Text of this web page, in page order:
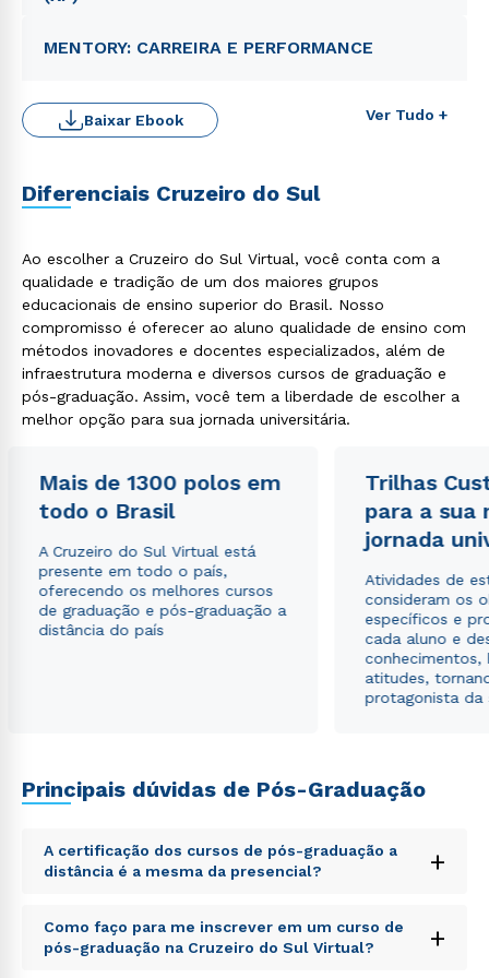
MENTORY: CARREIRA E PERFORMANCE
Ver Tudo +
Baixar Ebook
Diferenciais Cruzeiro do Sul
Ao escolher a Cruzeiro do Sul Virtual, você conta com a
qualidade e tradição de um dos maiores grupos
educacionais de ensino superior do Brasil. Nosso
compromisso é oferecer ao aluno qualidade de ensino com
métodos inovadores e docentes especializados, além de
infraestrutura moderna e diversos cursos de graduação e
pós-graduação. Assim, você tem a liberdade de escolher a
melhor opção para sua jornada universitária.
Mais de 1300 polos em
todo o Brasil
A Cruzeiro do Sul Virtual está
presente em todo o país,
oferecendo os melhores cursos
de graduação e pós-graduação a
distância do país
Trilhas
para a sua
jornada
Atividades de
consideram os
específicos e
cada aluno e
conhecimentos,
atitudes,
protagonista da
Principais dúvidas de Pós-Graduação
A certificação dos cursos de pós-graduação a
distância é a mesma da presencial?
+
Sed ut perspiciatis unde omnis iste natus error sit
voluptatem accusantium doloremque laudantium,
totam rem aperiam, eaque ipsa quae ab illo inventore
Como faço para me inscrever em um curso de
pós-graduação na Cruzeiro do Sul Virtual?
+
WhatsApp
ou
autorizo que meus dados sejam utilizados para o
envio de conteúdos da Cruzeiro do Sul.